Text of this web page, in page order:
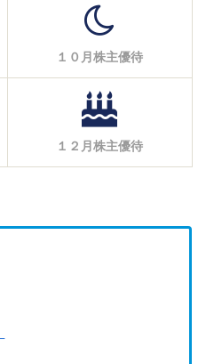
１０月株主優待
１２月株主優待